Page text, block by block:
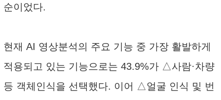
순이었다.
현재 AI 영상분석의 주요 기능 중 가장 활발하게
적용되고 있는 기능으로는 43.9%가 △사람·차량
등 객체인식을 선택했다. 이어 △얼굴 인식 및 번